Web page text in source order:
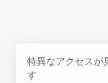
特異なアクセスが
す